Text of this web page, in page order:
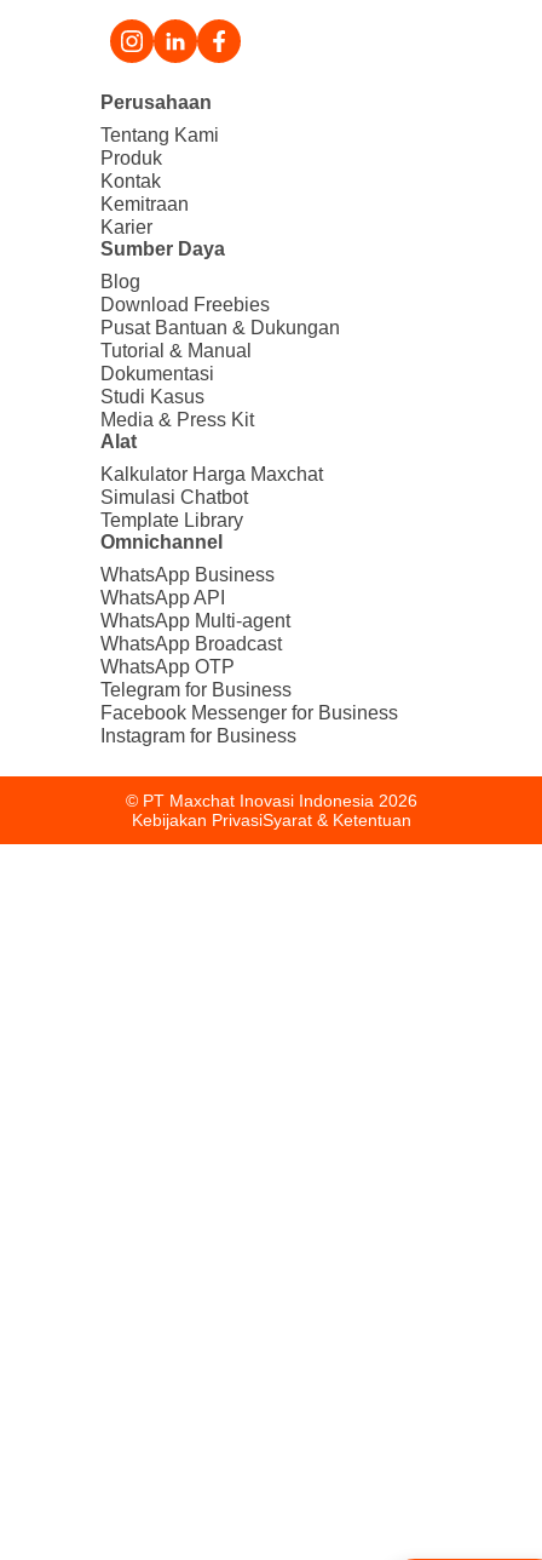
Perusahaan
Tentang Kami
Produk
Kontak
Kemitraan
Karier
Sumber Daya
Blog
Download Freebies
Pusat Bantuan & Dukungan
Tutorial & Manual
Dokumentasi
Studi Kasus
Media & Press Kit
Alat
Kalkulator Harga Maxchat
Simulasi Chatbot
Template Library
Omnichannel
WhatsApp Business
WhatsApp API
WhatsApp Multi-agent
WhatsApp Broadcast
WhatsApp OTP
Telegram for Business
Facebook Messenger for Business
Instagram for Business
© PT Maxchat Inovasi Indonesia 2026
Kebijakan PrivasiSyarat & Ketentuan